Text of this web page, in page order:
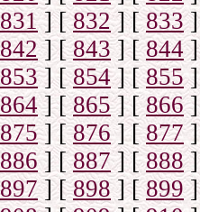
831] [832] [833]
842] [843] [844]
853] [854] [855]
864] [865] [866]
875] [876] [ 877]
886] [887] [888]
897] [898] [899]